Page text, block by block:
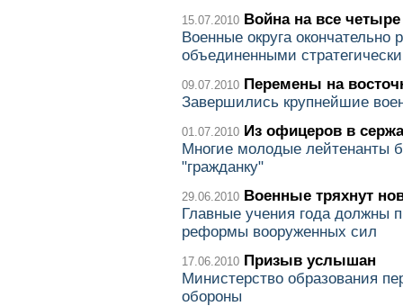
15.07.2010 Война на все
Военные округа окончательно
объединенными
09.07.2010 Перемены на
Завершились крупнейшие
01.07.2010 Из офицеров в
Многие молодые лейтенанты
"гражданку"
29.06.2010 Военные тряхнут
Главные учения года должны
реформы вооруженных сил
17.06.2010 Призыв услышан
Министерство образования
обороны